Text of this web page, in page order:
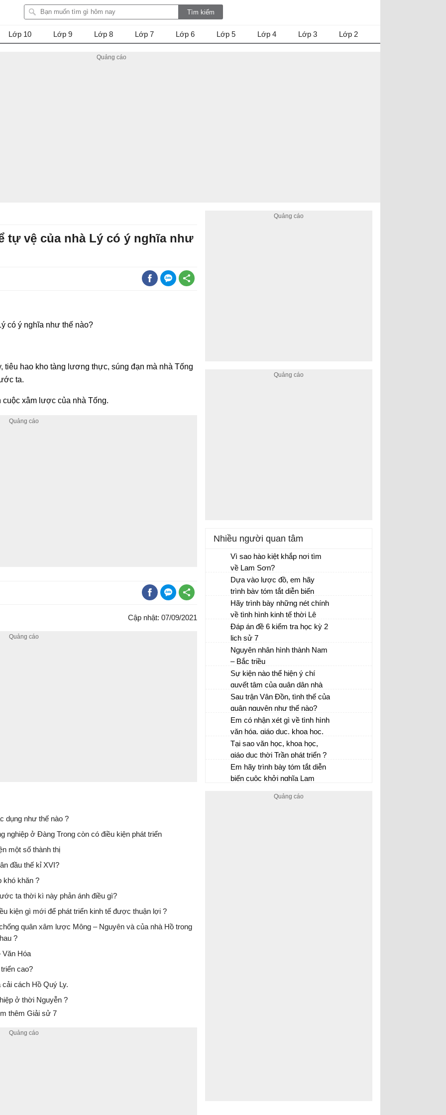
Lớp 10 Lớp 9 Lớp 8 Lớp 7 Lớp 6 Lớp 5 Lớp 4 Lớp 3 Lớp 2
tự vệ của nhà Lý có ý nghĩa như
có ý nghĩa như thế nào?
hao kho tàng lương thực, súng đạn mà nhà Tống
ta.
cuộc xâm lược của nhà Tống.
Cập nhật: 07/09/2021
dụng như thế nào ?
nghiệp ở Đàng Trong còn có điều kiện phát triển
một số thành thị
đầu thế kỉ XVI?
khó khăn ?
ta thời kì này phản ánh điều gì?
kiện gì mới để phát triển kinh tế được thuận lợi ?
quân xâm lược Mông – Nguyên và của nhà Hồ trong
?
Văn Hóa
cao?
cách Hồ Quý Ly.
ở thời Nguyễn ?
thêm Giải sử 7
Nhiều người quan tâm
Vì sao hào kiệt khắp nơi tìm
về Lam Sơn?
Vì sao hào kiệt khắp nơi tìm về Lam Sơn
theo Lê Lợi khởi nghĩa
Dựa vào lược đồ, em hãy
trình bày tóm tắt diễn biến
cuộc kháng chiến chống quân
Mông Cổ?
Hãy trình bày những nét chính
về tình hình kinh tế thời Lê
sơ?
Đáp án đề 6 kiểm tra học kỳ 2
lịch sử 7
Nguyên nhân hình thành Nam
– Bắc triều
Sự kiện nào thể hiện ý chí
quyết tâm của quân dân nhà
Trần ?
Sau trận Vân Đồn, tình thế của
quân nguyên như thế nào?
Em có nhận xét gì về tình hình
văn hóa, giáo dục, khoa học,
nghệ thuật thời Trần ?
Tại sao văn học, khoa học,
giáo dục thời Trần phát triển ?
Em hãy trình bày tóm tắt diễn
biến cuộc khởi nghĩa Lam
nghĩa Lam Sơn trong giai đoạn 1418 đến